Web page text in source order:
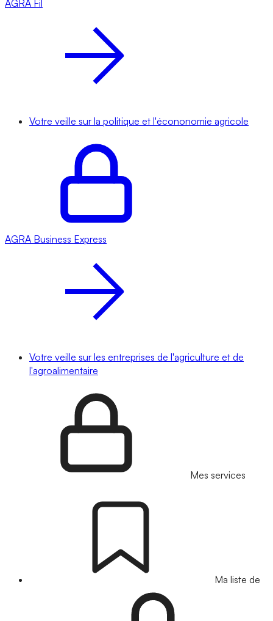
AGRA Fil
Votre veille sur la politique et l'écononomie agricole
AGRA Business Express
Votre veille sur les entreprises de l'agriculture et de
l'agroalimentaire
Mes services
Ma liste de